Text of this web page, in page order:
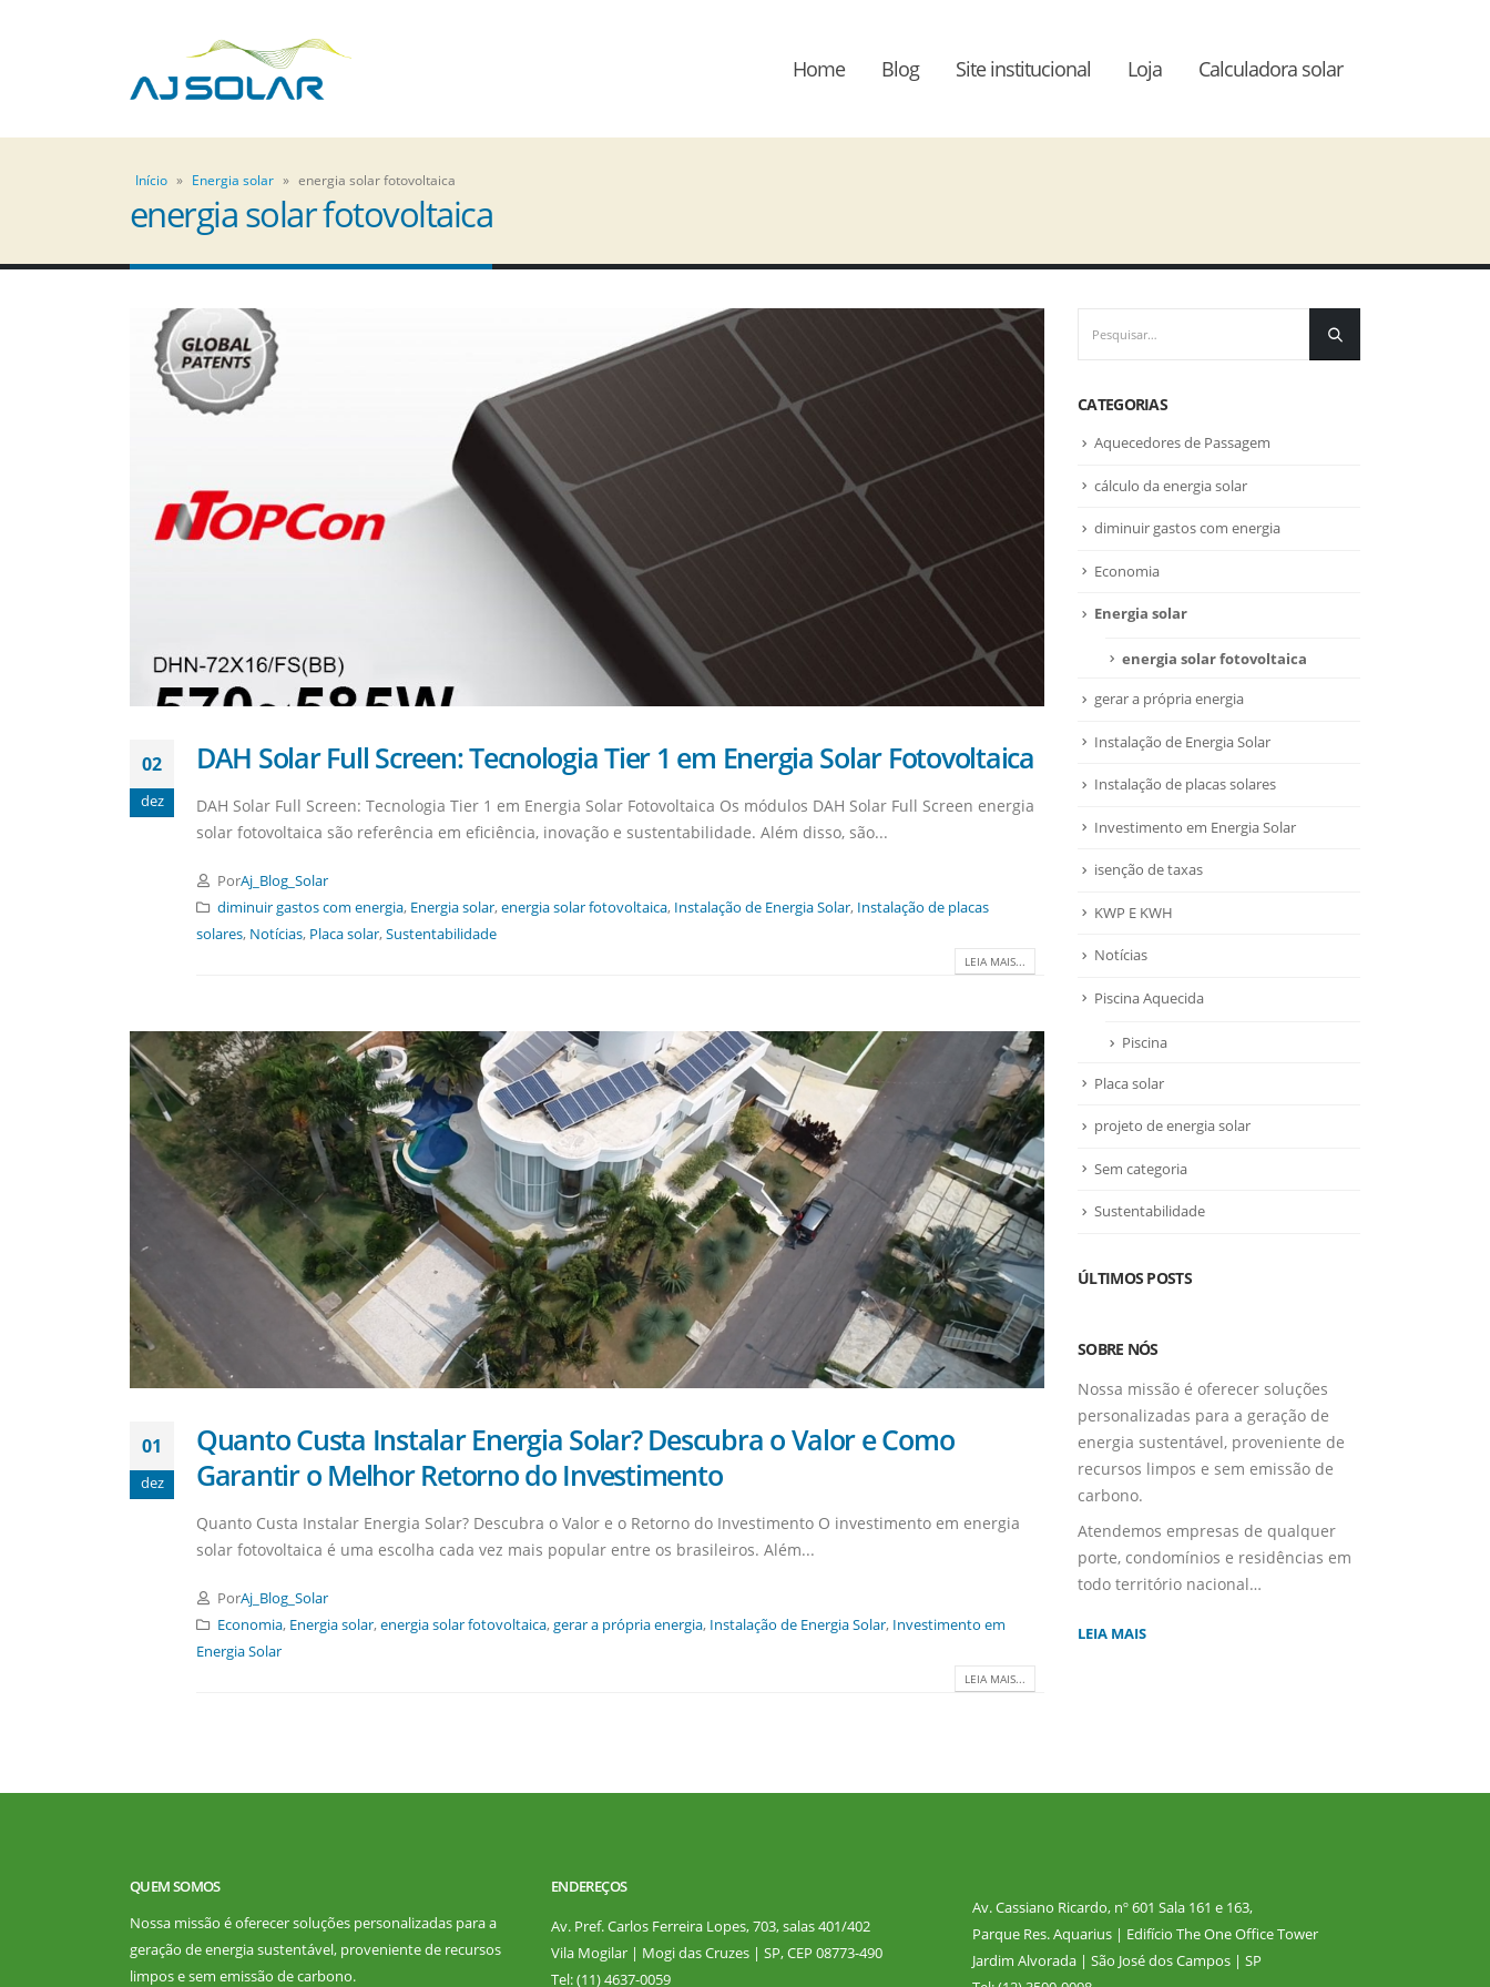
Home Blog Site institucional Loja Calculadora solar
Início » Energia solar » energia solar fotovoltaica
energia solar fotovoltaica
02
dez
DAH Solar Full Screen: Tecnologia Tier 1 em Energia Solar Fotovoltaica
DAH Solar Full Screen: Tecnologia Tier 1 em Energia Solar Fotovoltaica Os módulos DAH Solar Full Screen energia
solar fotovoltaica são referência em eficiência, inovação e sustentabilidade. Além disso, são...
PorAj_Blog_Solar
diminuir gastos com energia, Energia solar,energia solar fotovoltaica, Instalação de Energia Solar, Instalação de placas
solares, Notícias, Placa solar,Sustentabilidade
LEIA MAIS...
01
dez
Quanto Custa Instalar Energia Solar? Descubra o Valor e Como
Garantir o Melhor Retorno do Investimento
Quanto Custa Instalar Energia Solar? Descubra o Valor e o Retorno do Investimento O investimento em energia
solar fotovoltaica é uma escolha cada vez mais popular entre os brasileiros. Além...
PorAj_Blog_Solar
Economia, Energia solar,energia solar fotovoltaica,gerar a própria energia, Instalação de Energia Solar, Investimento em
Energia Solar
LEIA MAIS...
CATEGORIAS
Aquecedores de Passagem
cálculo da energia solar
diminuir gastos com energia
Economia
Energia solar
energia solar fotovoltaica
gerar a própria energia
Instalação de Energia Solar
Instalação de placas solares
Investimento em Energia Solar
isenção de taxas
KWP E KWH
Notícias
Piscina Aquecida
Piscina
Placa solar
projeto de energia solar
Sem categoria
Sustentabilidade
ÚLTIMOS POSTS
SOBRE NÓS
Nossa missão é oferecer soluções
personalizadas para a geração de
energia sustentável, proveniente de
recursos limpos e sem emissão de
carbono.
Atendemos empresas de qualquer
porte, condomínios e residências em
todo território nacional…
LEIA MAIS
QUEM SOMOS
Nossa missão é oferecer soluções personalizadas para a
geração de energia sustentável, proveniente de recursos
limpos e sem emissão de carbono.
ENDEREÇOS
Av. Pref. Carlos Ferreira Lopes, 703, salas 401/402
Vila Mogilar | Mogi das Cruzes | SP, CEP 08773-490
Tel: (11) 4637-0059
Av. Cassiano Ricardo, nº 601 Sala 161 e 163,
Parque Res. Aquarius | Edifício The One Office Tower
Jardim Alvorada | São José dos Campos | SP